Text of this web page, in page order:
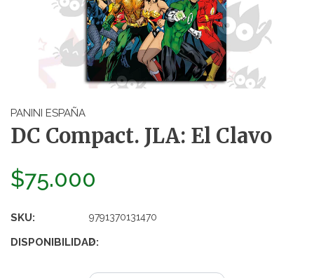
PANINI ESPAÑA
DC Compact. JLA: El Clavo
$75.000
SKU: 9791370131470
DISPONIBILIDAD:
2